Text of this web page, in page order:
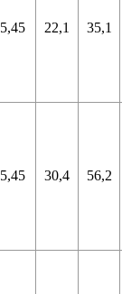
5,45 22,1 35,1
5,45 30,4 56,2